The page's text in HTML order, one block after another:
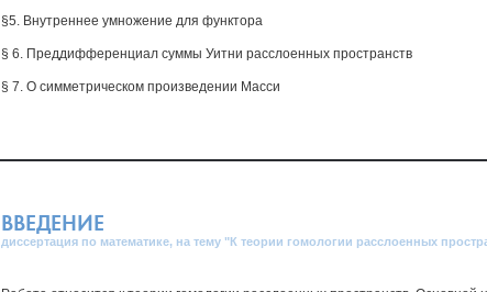
§5. Внутреннее умножение для функтора
§ 6. Преддифференциал суммы Уитни расслоенных пространств
§ 7. О симметрическом произведении Масси
ВВЕДЕНИЕ
диссертация по математике, на тему "К теории гомологии расслоенных